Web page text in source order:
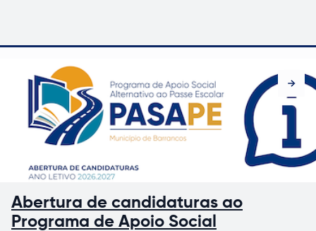
Abertura de candidaturas ao
Programa de Apoio Social